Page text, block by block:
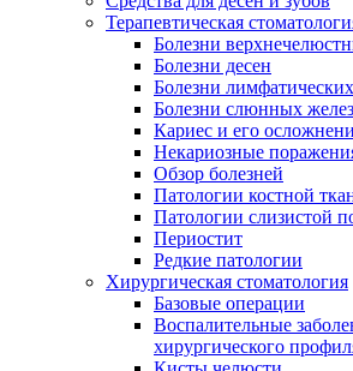
Терапевтическая
Болезни
Болезни десен
Болезни
Болезни слюнных желез
Кариес и его
Некариозные
Обзор болезней
Патологии костной
Патологии слизистой
Периостит
Редкие патологии
Хирургическая стоматология
Базовые операции
Воспалительные
хирургического